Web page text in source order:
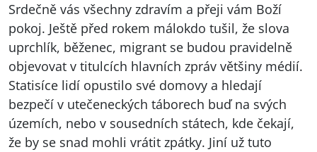
Srdečně vás všechny zdravím a přeji vám Boží
pokoj. Ještě před rokem málokdo tušil, že slova
uprchlík, běženec, migrant se budou pravidelně
objevovat v titulcích hlavních zpráv většiny médií.
Statisíce lidí opustilo své domovy a hledají
bezpečí v utečeneckých táborech buď na svých
územích, nebo v sousedních státech, kde čekají,
že by se snad mohli vrátit zpátky. Jiní už tuto